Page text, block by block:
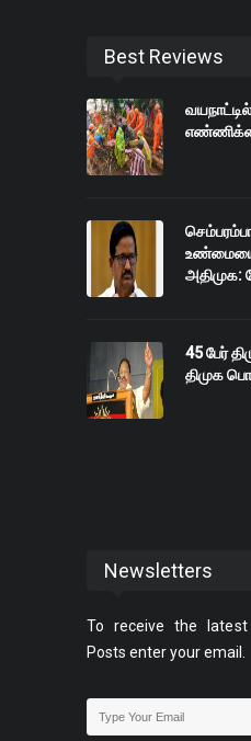
Best Reviews
வயநாட்டில்
உண்மையை
அதிமுக:
45 பேர்
திமுக
Newsletters
To receive the
Posts enter your email.